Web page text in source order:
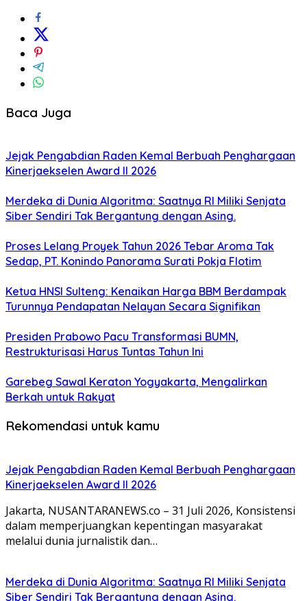
Baca Juga
Jejak Pengabdian Raden Kemal Berbuah Penghargaan
Kinerjaekselen Award II 2026
Merdeka di Dunia Algoritma: Saatnya RI Miliki Senjata
Siber Sendiri Tak Bergantung dengan Asing.
Proses Lelang Proyek Tahun 2026 Tebar Aroma Tak
Sedap, PT. Konindo Panorama Surati Pokja Flotim
Ketua HNSI Sulteng: Kenaikan Harga BBM Berdampak
Turunnya Pendapatan Nelayan Secara Signifikan
Presiden Prabowo Pacu Transformasi BUMN,
Restrukturisasi Harus Tuntas Tahun Ini
Garebeg Sawal Keraton Yogyakarta, Mengalirkan
Berkah untuk Rakyat
Rekomendasi untuk kamu
Jejak Pengabdian Raden Kemal Berbuah Penghargaan
Kinerjaekselen Award II 2026
Jakarta, NUSANTARANEWS.co – 31 Juli 2026, Konsistensi
dalam memperjuangkan kepentingan masyarakat
melalui dunia jurnalistik dan…
Merdeka di Dunia Algoritma: Saatnya RI Miliki Senjata
Siber Sendiri Tak Bergantung dengan Asing.